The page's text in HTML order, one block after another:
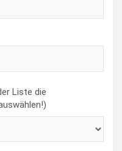
Liste die